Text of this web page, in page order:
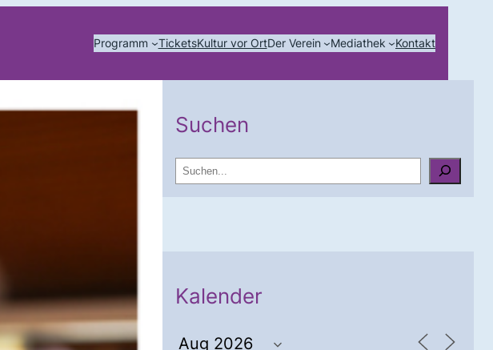
Programm TicketsKultur vor OrtDer Verein Mediathek Kontakt
Suchen
u
Kalender